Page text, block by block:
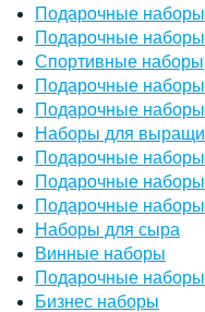
Подарочные
Подарочные наборы
Спортивные наборы
Подарочные наборы
Подарочные наборы
Наборы для
Подарочные
Подарочные
Подарочные
Наборы для сыра
Винные наборы
Подарочные наборы
Бизнес наборы